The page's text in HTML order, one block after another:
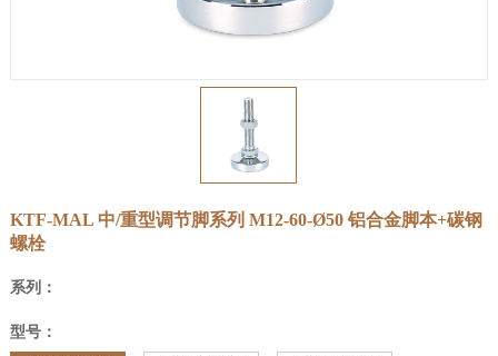
KTF-MAL 中/重型调节脚系列 M12-60-Ø50 铝合金脚本+碳钢
螺栓
系列：
型号：